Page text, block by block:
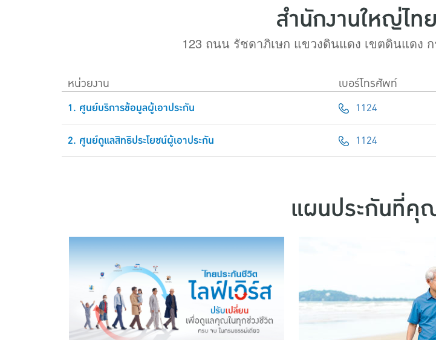
สำนักงานใหญ่ไท
123 ถนน รัชดาภิเษก แขวงดินแดง เขตดินแดง ก
หน่วยงาน เบอร์โทรศัพท์
1. ศูนย์บริการข้อมูลผู้เอาประกัน 1124
2. ศูนย์ดูแลสิทธิประโยชน์ผู้เอาประกัน
1124
แผนประกันที่คุ